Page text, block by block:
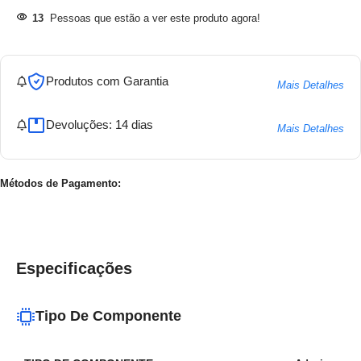
13 Pessoas que estão a ver este produto agora!
Produtos com Garantia Mais Detalhes
Devoluções: 14 dias Mais Detalhes
Métodos de Pagamento:
Especificações
Tipo De Componente